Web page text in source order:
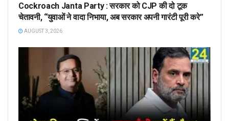
Cockroach Janta Party : सरकार को CJP की दो टूक
चेतावनी, “युवाओं ने वादा निभाया, अब सरकार अपनी गारंटी पूरी करे”
AUGUST 3, 2026